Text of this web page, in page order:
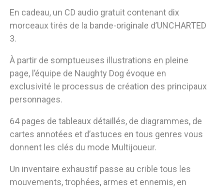
En cadeau, un CD audio gratuit contenant dix
morceaux tirés de la bande-originale d’UNCHARTED
3.
À partir de somptueuses illustrations en pleine
page, l’équipe de Naughty Dog évoque en
exclusivité le processus de création des principaux
personnages.
64 pages de tableaux détaillés, de diagrammes, de
cartes annotées et d’astuces en tous genres vous
donnent les clés du mode Multijoueur.
Un inventaire exhaustif passe au crible tous les
mouvements, trophées, armes et ennemis, en